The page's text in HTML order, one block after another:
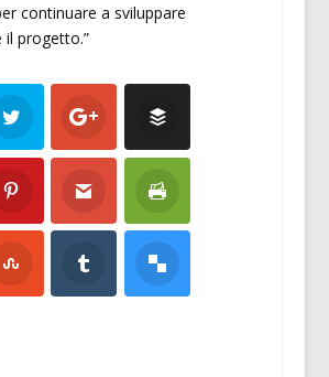
continuare a sviluppare
progetto.”